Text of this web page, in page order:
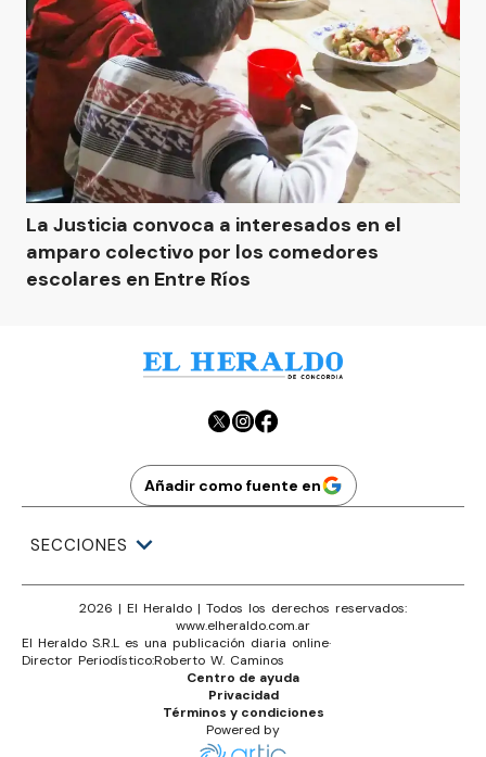
La Justicia convoca a interesados en el
amparo colectivo por los comedores
escolares en Entre Ríos
Añadir como fuente en
SECCIONES
2026 | El Heraldo | Todos los derechos reservados:
www.elheraldo.com.ar
El Heraldo S.R.L es una publicación diaria online·
Director Periodístico:Roberto W. Caminos
Términos y condiciones
Privacidad
Centro de ayuda
Powered by